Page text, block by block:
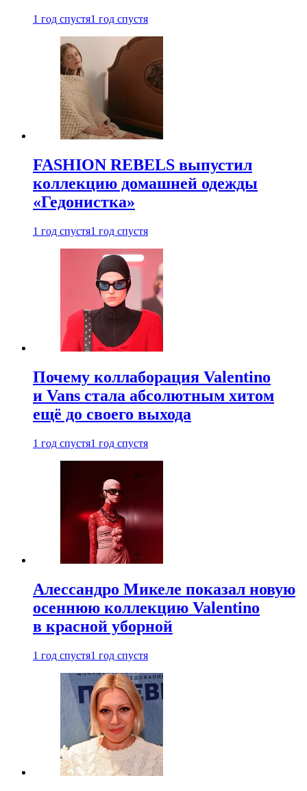
1 год спустя1 год спустя
FASHION REBELS выпустил
коллекцию домашней одежды
«Гедонистка»
1 год спустя1 год спустя
Почему коллаборация Valentino
и Vans стала абсолютным хитом
ещё до своего выхода
1 год спустя1 год спустя
Алессандро Микеле показал новую
осеннюю коллекцию Valentino
в красной уборной
1 год спустя1 год спустя